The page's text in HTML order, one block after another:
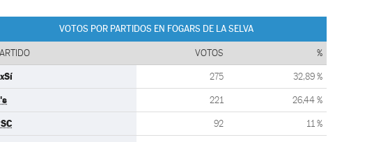
VOTOS POR PARTIDOS EN FOGARS DE LA SELVA
VOTOS %
275 32,89 %
221 26,44 %
92 11 %